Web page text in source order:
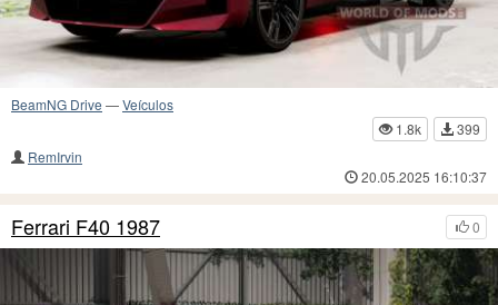
BeamNG Drive —Veículos
1.8k
399
RemIrvin
20.05.2025 16:10:37
0
Ferrari F40 1987